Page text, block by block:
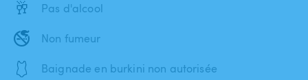
🥂 Pas d'alcool
🚭 Non fumeur
🩱 Baignade en burkini non autorisée